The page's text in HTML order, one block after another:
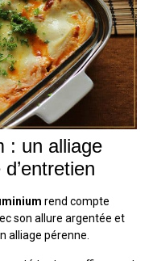
: un alliage
rend compte
son allure argentée et
alliage pérenne.